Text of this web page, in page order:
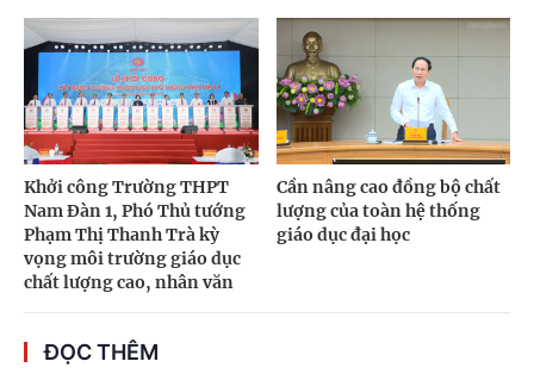
Khởi công Trường THPT
Nam Đàn 1, Phó Thủ tướng
Phạm Thị Thanh Trà kỳ
vọng môi trường giáo dục
chất lượng cao, nhân văn
Cần nâng cao đồng bộ chất
lượng của toàn hệ thống
giáo dục đại học
ĐỌC THÊM